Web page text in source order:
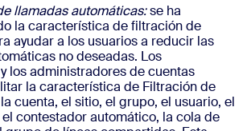
llamadas automáticas:se ha
la característica de filtración de
ayudar a los usuarios a reducir las
no deseadas. Los
los administradores de cuentas
la característica de Filtración de
cuenta, el sitio, el grupo, el usuario, el
contestador automático, la cola de